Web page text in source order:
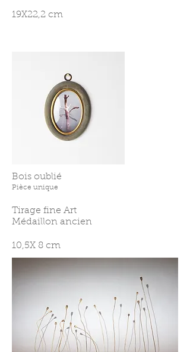
19X22,2 cm
Bois oublié
Pièce unique
Tirage fine Art
Médaillon ancien
10,5X 8 cm